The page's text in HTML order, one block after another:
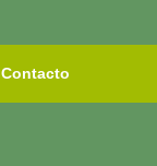
Contacto